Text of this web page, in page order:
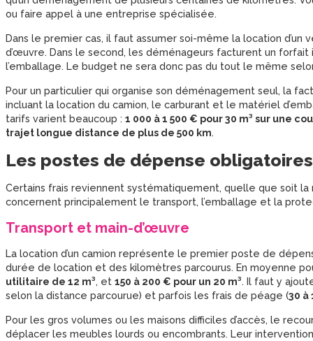
ou faire appel à une entreprise spécialisée.
Dans le premier cas, il faut assumer soi-même la location
d’œuvre. Dans le second, les déménageurs facturent un
l’emballage. Le budget ne sera donc pas du tout le même
Pour un particulier qui organise son déménagement seul, la
incluant la location du camion, le carburant et le matériel
tarifs varient beaucoup : 1 000 à 1 500 € pour 30 m³ sur une
trajet longue distance de plus de 500 km.
Les postes de dépense obligatoires
Certains frais reviennent systématiquement, quelle que soit la
concernent principalement le transport, l’emballage et la
Transport et main-d’œuvre
La location d’un camion représente le premier poste de
durée de location et des kilomètres parcourus. En moyenne
utilitaire de 12 m³, et 150 à 200 € pour un 20 m³. Il faut y
selon la distance parcourue) et parfois les frais de péage (30 à
Pour les gros volumes ou les maisons difficiles d’accès, le
déplacer les meubles lourds ou encombrants. Leur